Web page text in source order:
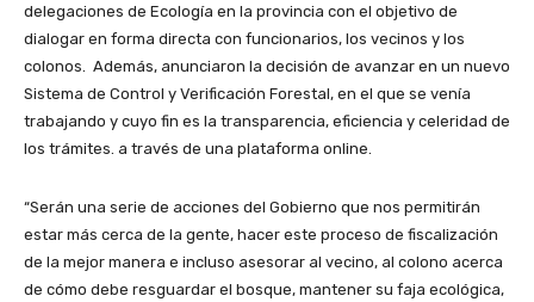
delegaciones de Ecología en la provincia con el objetivo de
dialogar en forma directa con funcionarios, los vecinos y los
colonos. Además, anunciaron la decisión de avanzar en un nuevo
Sistema de Control y Verificación Forestal, en el que se venía
trabajando y cuyo fin es la transparencia, eficiencia y celeridad de
los trámites. a través de una plataforma online.
“Serán una serie de acciones del Gobierno que nos permitirán
estar más cerca de la gente, hacer este proceso de fiscalización
de la mejor manera e incluso asesorar al vecino, al colono acerca
de cómo debe resguardar el bosque, mantener su faja ecológica,